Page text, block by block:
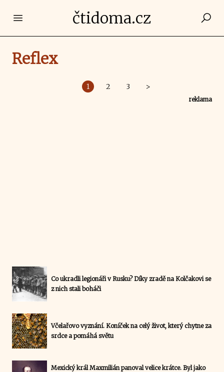
Open main menučtidoma.cz
Reflex
1 2 3 >
reklama
Co ukradli legionáři v Rusku? Díky zradě na Kolčakovi se
z nich stali boháči
Včelařovo vyznání. Koníček na celý život, který chytne za
srdce a pomáhá světu
Mexický král Maxmilián panoval velice krátce. Byl jako